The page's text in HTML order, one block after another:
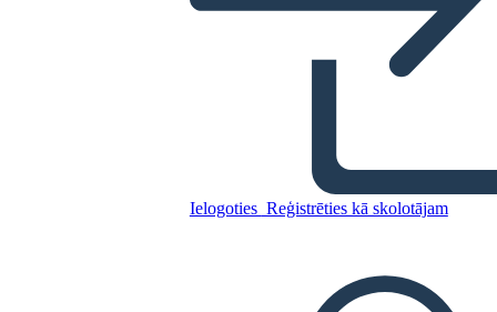
Ielogoties Reģistrēties kā skolotājam
and Imperialsim
IZVEIDOT STĀSTU SHĒMU